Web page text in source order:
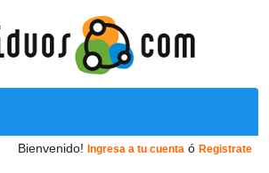
Bienvenido! Ingresa a tu cuenta ó Registrate